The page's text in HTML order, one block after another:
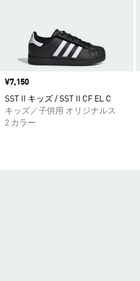
価格
¥7,150
SST II キッズ / SST II CF EL C
キッズ／子供用 オリジナルス
2 カラー